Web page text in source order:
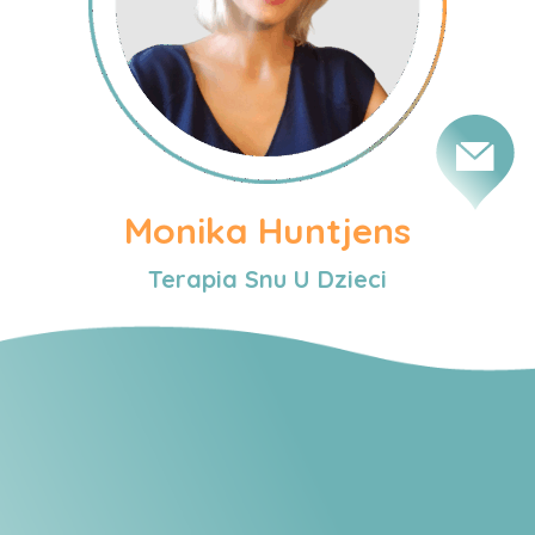
Monika Huntjens
Terapia Snu U Dzieci